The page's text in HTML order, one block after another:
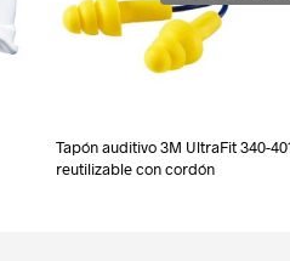
Tapón auditivo 3M UltraFit 340-
reutilizable con cordón